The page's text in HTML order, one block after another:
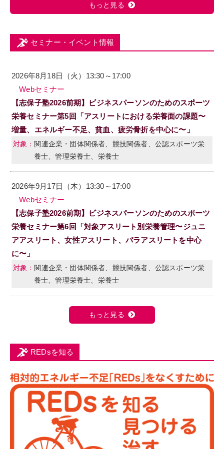
もっと見る
セミナー・イベント情報
2026年8月18日（火）13:30～17:00
Webセミナー
【志保子塾2026前期】ビジネスパーソンのためのスポーツ
栄養セミナー第5回「アスリートにおける栄養面の課題〜
増量、エネルギー不足、貧血、疲労骨折を中心に〜」
関連企業・団体関係者、競技関係者、公認スポーツ栄
養士、管理栄養士、栄養士
2026年9月17日（木）13:30～17:00
Webセミナー
【志保子塾2026前期】ビジネスパーソンのためのスポーツ
栄養セミナー第6回「対象アスリート別栄養管理〜ジュニ
アアスリート、女性アスリート、パラアスリートを中心
に〜」
関連企業・団体関係者、競技関係者、公認スポーツ栄
養士、管理栄養士、栄養士
もっと見る
REDsを知る